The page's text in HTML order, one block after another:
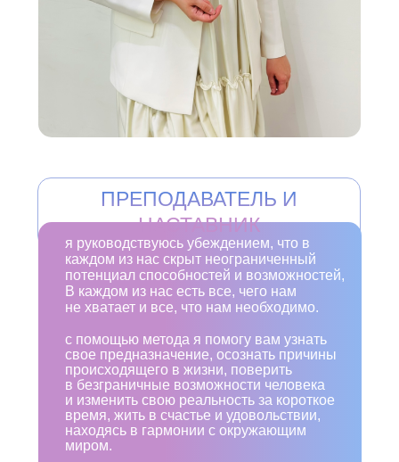
ПРЕПОДАВАТЕЛЬ И
НАСТАВНИК
я руководствуюсь убеждением, что в
каждом из нас скрыт неограниченный
потенциал способностей и возможностей,
В каждом из нас есть все, чего нам
не хватает и все, что нам необходимо.
с помощью метода я помогу вам узнать
свое предназначение, осознать причины
происходящего в жизни, поверить
в безграничные возможности человека
и изменить свою реальность за короткое
время, жить в счастье и удовольствии,
находясь в гармонии с окружающим
миром.